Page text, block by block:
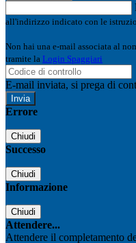
all'indirizzo indicato con le
Non hai una e-mail associata al
tramite la Login Spaggiari
E-mail inviata, si prega di
Errore
Chiudi
Successo
Chiudi
Informazione
Chiudi
Attendere...
Attendere il completamento